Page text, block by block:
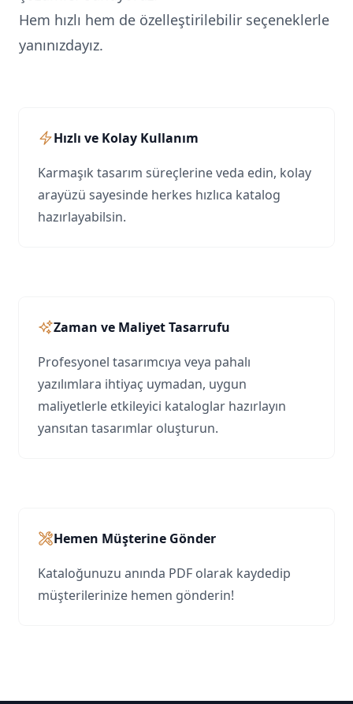
Hem hızlı hem de özelleştirilebilir seçeneklerle
yanınızdayız.
Hızlı ve Kolay Kullanım
Karmaşık tasarım süreçlerine veda edin, kolay
arayüzü sayesinde herkes hızlıca katalog
hazırlayabilsin.
Zaman ve Maliyet Tasarrufu
Profesyonel tasarımcıya veya pahalı
yazılımlara ihtiyaç uymadan, uygun
maliyetlerle etkileyici kataloglar hazırlayın
yansıtan tasarımlar oluşturun.
Hemen Müşterine Gönder
Kataloğunuzu anında PDF olarak kaydedip
müşterilerinize hemen gönderin!